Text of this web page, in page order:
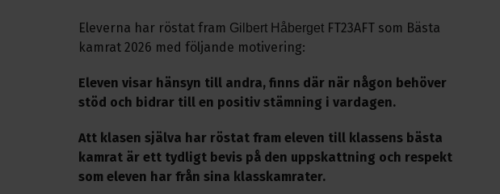
Eleverna har röstat fram Gilbert Håberget FT23AFT som Bästa
kamrat 2026 med följande motivering:
Eleven visar hänsyn till andra, finns där när någon behöver
stöd och bidrar till en positiv stämning i vardagen.
Att klasen själva har röstat fram eleven till klassens bästa
kamrat är ett tydligt bevis på den uppskattning och respekt
som eleven har från sina klasskamrater.